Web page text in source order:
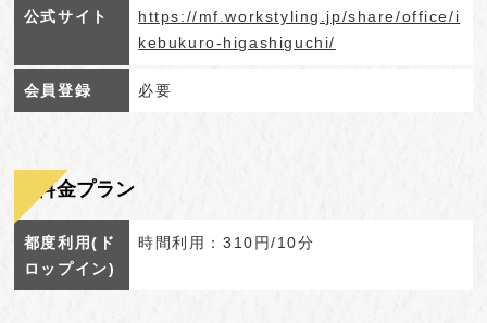
公式サイト
https://mf.workstyling.jp/share/office/i
kebukuro-higashiguchi/
会員登録 必要
料金プラン
都度利用(ド
ロップイン)
時間利用：310円/10分